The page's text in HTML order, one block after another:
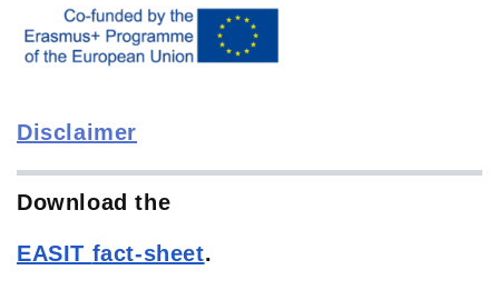
Disclaimer
Download the
EASIT fact-sheet.